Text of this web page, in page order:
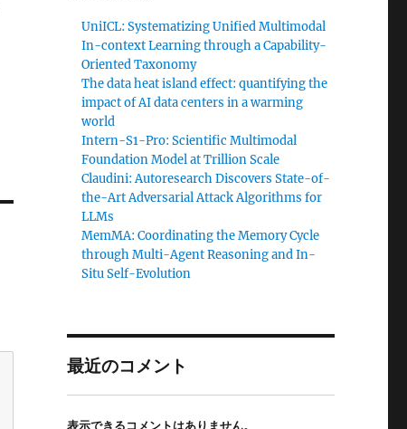
UniICL: Systematizing Unified Multimodal
In-context Learning through a Capability-
Oriented Taxonomy
The data heat island effect: quantifying the
impact of AI data centers in a warming
world
Intern-S1-Pro: Scientific Multimodal
Foundation Model at Trillion Scale
Claudini: Autoresearch Discovers State-of-
the-Art Adversarial Attack Algorithms for
LLMs
MemMA: Coordinating the Memory Cycle
through Multi-Agent Reasoning and In-
Situ Self-Evolution
最近のコメント
表示できるコメントはありません。